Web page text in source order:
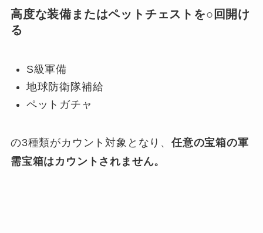
高度な装備またはペットチェストを○回開け
る
S級軍備
地球防衛隊補給
ペットガチャ
の3種類がカウント対象となり、任意の宝箱の軍
需宝箱はカウントされません。